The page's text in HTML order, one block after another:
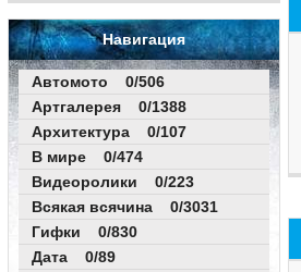
Навигация
Автомото 0/506
Артгалерея 0/1388
Архитектура 0/107
В мире 0/474
Видеоролики 0/223
Всякая всячина 0/3031
Гифки 0/830
Дата 0/89